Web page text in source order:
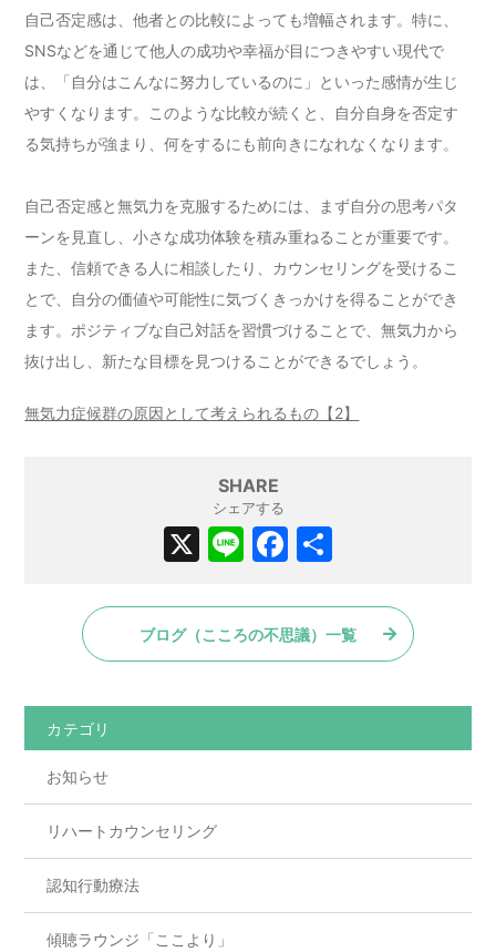
自己否定感は、他者との比較によっても増幅されます。特に、
SNSなどを通じて他人の成功や幸福が目につきやすい現代で
は、「自分はこんなに努力しているのに」といった感情が生じ
やすくなります。このような比較が続くと、自分自身を否定す
る気持ちが強まり、何をするにも前向きになれなくなります。
自己否定感と無気力を克服するためには、まず自分の思考パタ
ーンを見直し、小さな成功体験を積み重ねることが重要です。
また、信頼できる人に相談したり、カウンセリングを受けるこ
とで、自分の価値や可能性に気づくきっかけを得ることができ
ます。ポジティブな自己対話を習慣づけることで、無気力から
抜け出し、新たな目標を見つけることができるでしょう。
無気力症候群の原因として考えられるもの【2】
SHARE
シェアする
X Li
e
F
c
e
o
k
ブログ（こころの不思議）一覧
カテゴリ
お知らせ
リハートカウンセリング
認知行動療法
傾聴ラウンジ「ここより」